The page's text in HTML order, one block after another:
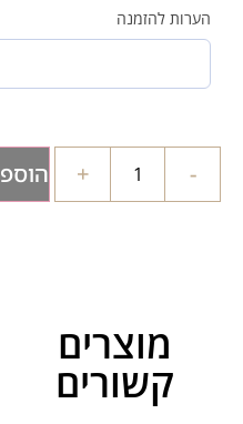
להזמנה
+ הוספה לסל
מוצרים
קשורים